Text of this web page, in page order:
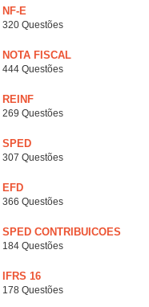
NF-E
320 Questões
NOTA FISCAL
444 Questões
REINF
269 Questões
SPED
307 Questões
EFD
366 Questões
SPED CONTRIBUICOES
184 Questões
IFRS 16
178 Questões